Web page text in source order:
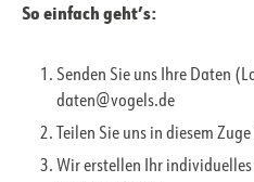
So einfach geht’s:
Senden Sie uns Ihre Daten
daten@vogels.de
Teilen Sie uns in diesem
Wir erstellen Ihr